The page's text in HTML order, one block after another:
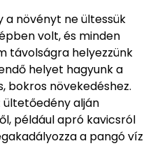
a növényt ne ültessük
volt, és minden
távolságra helyezzünk
helyet hagyunk a
bokros növekedéshez.
ültetőedény alján
például apró kavicsról
a pangó víz